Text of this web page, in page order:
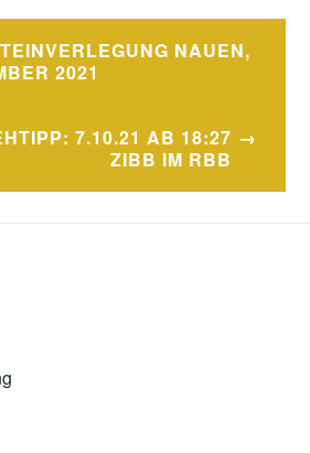
NAUEN,
2021
7.10.21 AB 18:27
ZIBB IM RBB